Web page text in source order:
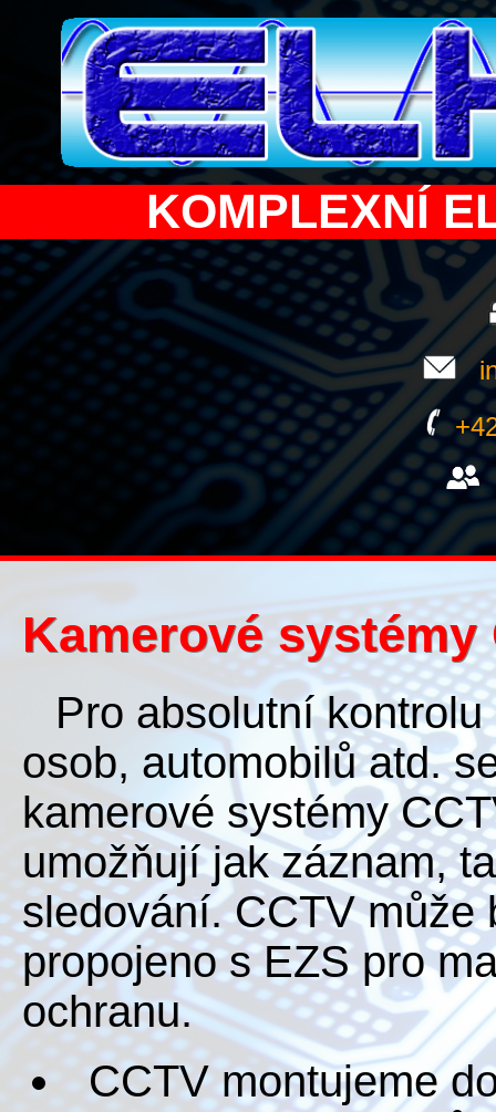
KOMPLEXNÍ
Kamerové systémy
Pro absolutní kontrolu
osob, automobilů atd.
kamerové systémy
umožňují jak záznam,
sledování. CCTV může
propojeno s EZS pro
ochranu.
CCTV montujeme